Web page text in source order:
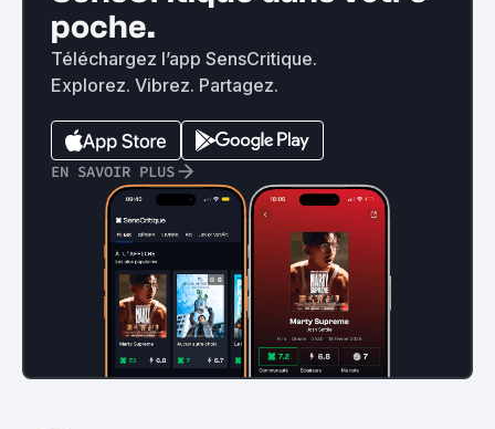
poche.
Téléchargez l’app SensCritique.
Explorez. Vibrez. Partagez.
EN SAVOIR PLUS